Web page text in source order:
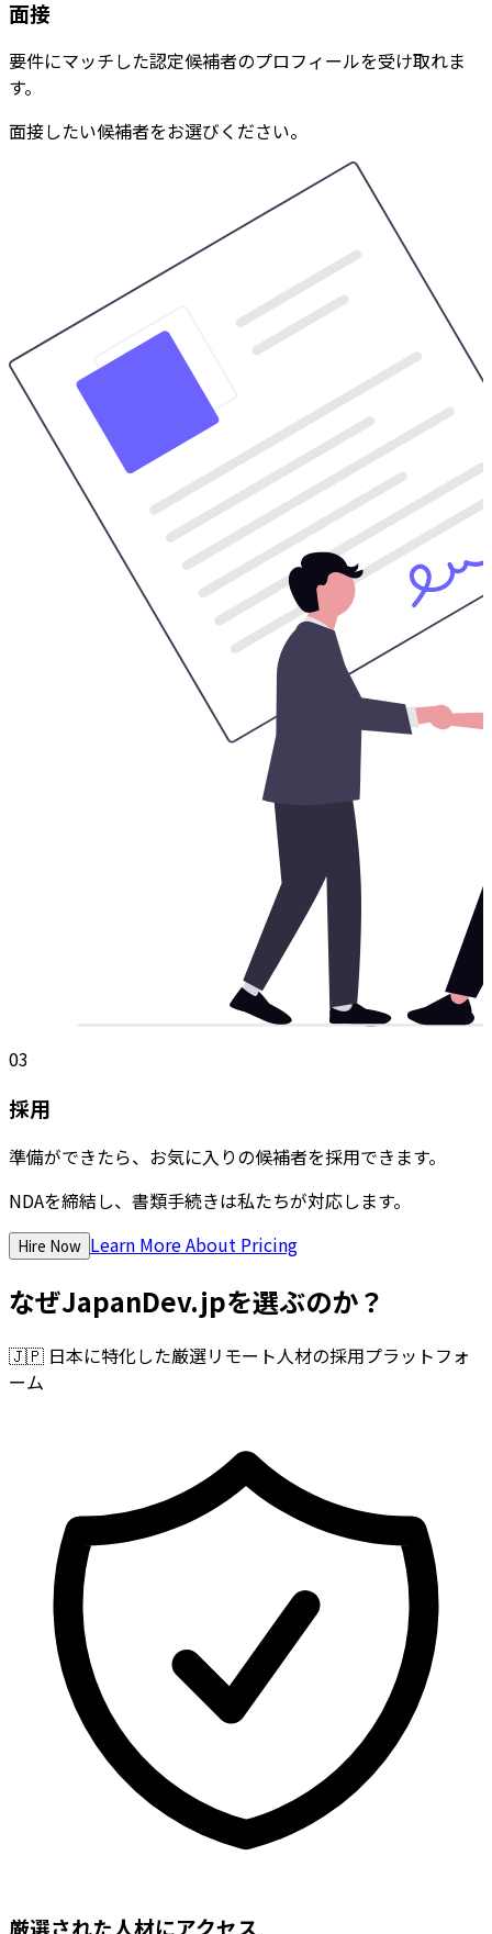
面接
要件にマッチした認定候補者のプロフィールを受け取れま
す。
面接したい候補者をお選びください。
03
採用
準備ができたら、お気に入りの候補者を採用できます。
NDAを締結し、書類手続きは私たちが対応します。
Hire Now Learn More About Pricing
なぜJapanDev.jpを選ぶのか？
🇯🇵 日本に特化した厳選リモート人材の採用プラットフォ
ーム
厳選された人材にアクセス